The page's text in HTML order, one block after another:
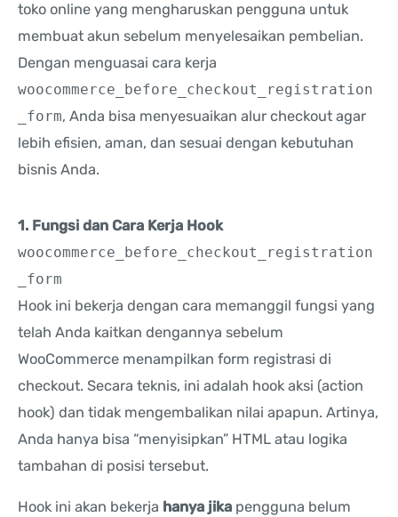
toko online yang mengharuskan pengguna untuk
membuat akun sebelum menyelesaikan pembelian.
Dengan menguasai cara kerja
woocommerce_before_checkout_registration
_form, Anda bisa menyesuaikan alur checkout agar
lebih efisien, aman, dan sesuai dengan kebutuhan
bisnis Anda.
1. Fungsi dan Cara Kerja Hook
woocommerce_before_checkout_registration
_form
Hook ini bekerja dengan cara memanggil fungsi yang
telah Anda kaitkan dengannya sebelum
WooCommerce menampilkan form registrasi di
checkout. Secara teknis, ini adalah hook aksi (action
hook) dan tidak mengembalikan nilai apapun. Artinya,
Anda hanya bisa “menyisipkan” HTML atau logika
tambahan di posisi tersebut.
Hook ini akan bekerja hanya jika pengguna belum